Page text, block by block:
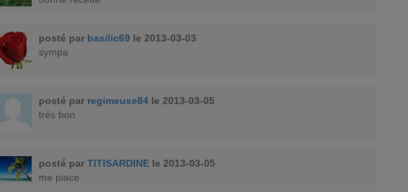
posté par basilic69 le 2013-03-03
sympa
posté par regimeuse84 le 2013-03-05
trés bon
posté par TITISARDINE le 2013-03-05
me piace